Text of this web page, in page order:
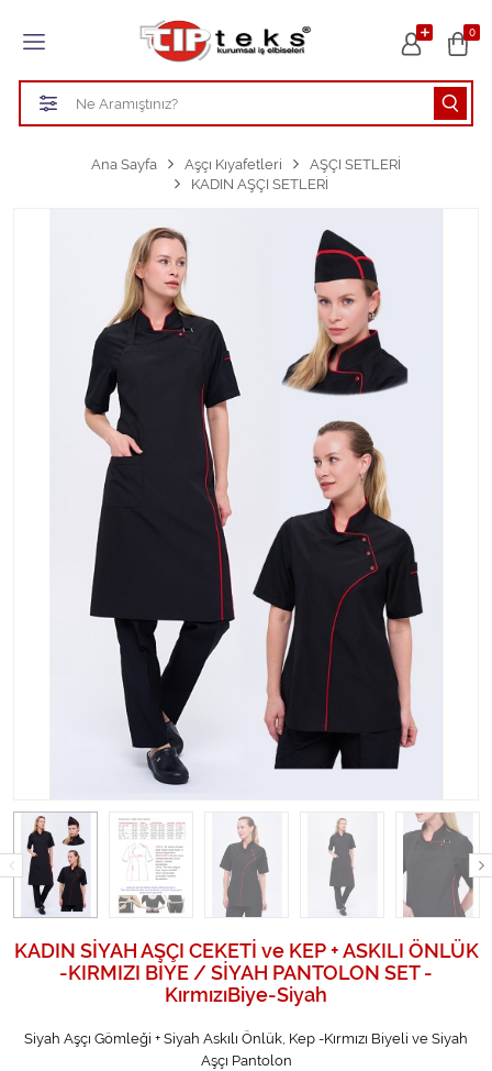
0
Tüm Kategoriler
HASTANE KIYAFETLERİ
TEMİZLİK PERSONEL FORMALARI
Aşçı Kıyafetleri
Tüm Kategorileri Gör
Ana Sayfa Aşçı Kıyafetleri
AŞÇI SETLERİ
KADIN AŞÇI SETLERİ
KADIN SİYAH AŞÇI CEKETİ ve KEP + ASKILI ÖNLÜK
-KIRMIZI BİYE / SİYAH PANTOLON SET -
KırmızıBiye-Siyah
Siyah Aşçı Gömleği + Siyah Askılı Önlük, Kep -Kırmızı Biyeli ve Siyah
Aşçı Pantolon